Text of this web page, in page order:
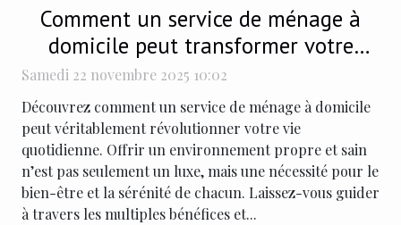
Comment un service de ménage à
domicile peut transformer votre
quotidien ?
Samedi 22 novembre 2025 10:02
Découvrez comment un service de ménage à domicile
peut véritablement révolutionner votre vie
quotidienne. Offrir un environnement propre et sain
n’est pas seulement un luxe, mais une nécessité pour le
bien-être et la sérénité de chacun. Laissez-vous guider
à travers les multiples bénéfices et...